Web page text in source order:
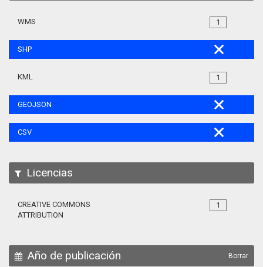
1
WMS
SHP
1
KML
GEOJSON
CSV
Licencias
1
CREATIVE COMMONS
ATTRIBUTION
Año de publicación Borrar